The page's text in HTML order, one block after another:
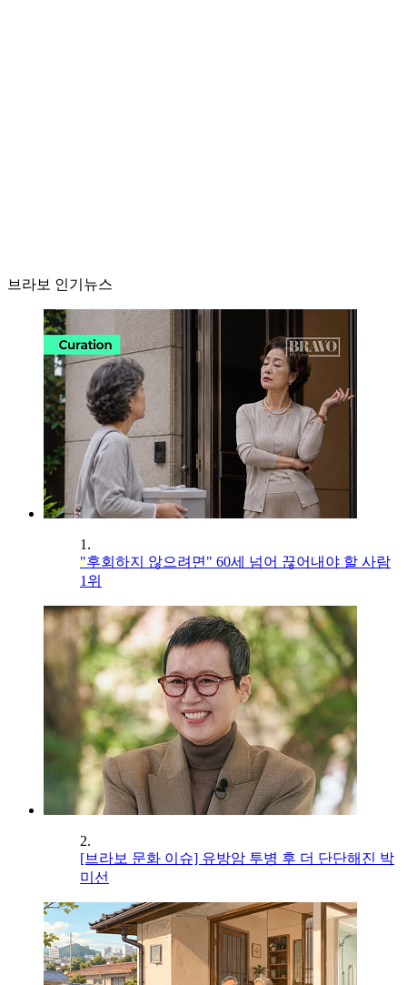
브라보 인기뉴스
1.
"후회하지 않으려면" 60세 넘어 끊어내야 할 사람
1위
2.
[브라보 문화 이슈] 유방암 투병 후 더 단단해진 박
미선